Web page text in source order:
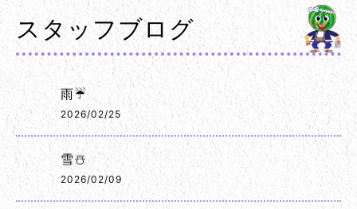
スタッフブログ
雨☔
2026/02/25
雪☃️
2026/02/09